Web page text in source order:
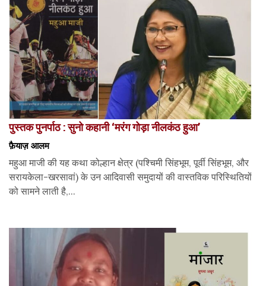
पुस्तक पुनर्पाठ : सुनो कहानी ‘मरंग गोड़ा नीलकंठ हुआ’
फ़ैयाज़ आलम
महुआ माजी की यह कथा कोल्हान क्षेत्र (पश्चिमी सिंहभूम, पूर्वी सिंहभूम, और
सरायकेला-खरसावां) के उन आदिवासी समुदायों की वास्तविक परिस्थितियों
को सामने लाती है,...